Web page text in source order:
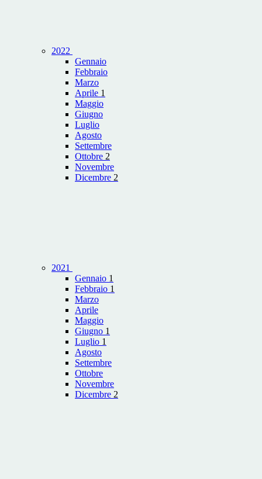
2022
Gennaio
Febbraio
Marzo
Aprile 1
Maggio
Giugno
Luglio
Agosto
Settembre
Ottobre 2
Novembre
Dicembre 2
2021
Gennaio 1
Febbraio 1
Marzo
Aprile
Maggio
Giugno 1
Luglio 1
Agosto
Settembre
Ottobre
Novembre
Dicembre 2